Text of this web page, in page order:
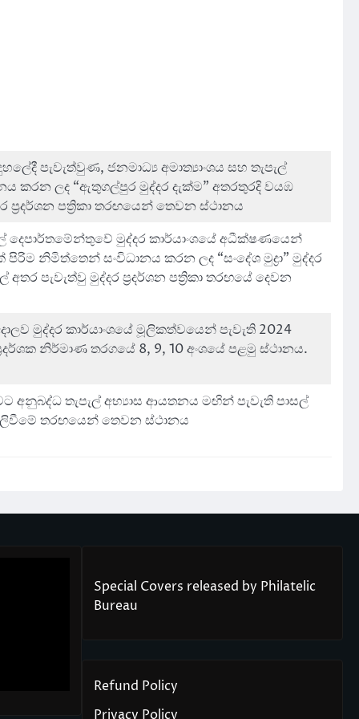
පැවැත්වුණ, ජනමාධ්‍ය අමාත්‍යාංශය සහ තැපැල්
කරන ලද “ඇතුගල්පුර මුද්දර දැක්ම” අතරතුරදි වයඹ
ප්‍රදර්ශන පත්‍රිකා තරඟයෙන් තෙවන ස්ථානය
දෙපාර්තමේන්තුවේ මුද්දර කාර්යාංශයේ අධීක්ෂණයෙන්
නිමිත්තෙන් සංවිධානය කරන ලද “සංදේශ මුද්‍රා” මුද්දර
අතර පැවැත්වු මුද්දර ප්‍රදර්ශන පත්‍රිකා තරඟයේ ‌දෙවන
මුද්දර කාර්යාංශයේ මූලිකත්වයෙන් පැවැති 2024
නිර්මාණ තරගයේ 8, 9, 10 අංශයේ පළමු ස්ථානය.
අනුබද්ධ තැපැල් අභ්‍යාස ආයතනය මඟින් පැවැති පාසල්
ලිවීමේ තරඟයෙන් තෙවන ස්ථානය
Special Covers released by Philatelic
Bureau
Refund Policy
Privacy Policy